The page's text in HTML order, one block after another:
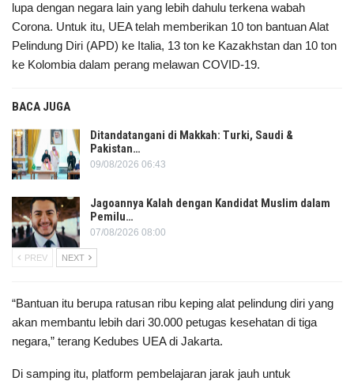
lupa dengan negara lain yang lebih dahulu terkena wabah
Corona. Untuk itu, UEA telah memberikan 10 ton bantuan Alat
Pelindung Diri (APD) ke Italia, 13 ton ke Kazakhstan dan 10 ton
ke Kolombia dalam perang melawan COVID-19.
BACA JUGA
Ditandatangani di Makkah: Turki, Saudi &
Pakistan…
09/08/2026 06:43
Jagoannya Kalah dengan Kandidat Muslim dalam
Pemilu…
07/08/2026 08:00
PREV NEXT
“Bantuan itu berupa ratusan ribu keping alat pelindung diri yang
akan membantu lebih dari 30.000 petugas kesehatan di tiga
negara,” terang Kedubes UEA di Jakarta.
Di samping itu, platform pembelajaran jarak jauh untuk